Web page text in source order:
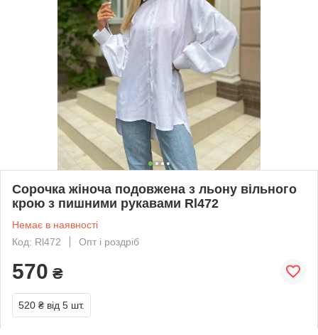
Сорочка жіноча подовжена з льону вільного
крою з пишними рукавами Rl472
Немає в наявності
Код: Rl472
Опт і роздріб
570 ₴
520 ₴ від 5 шт.